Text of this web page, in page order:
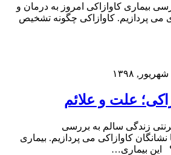
بیماری کاوازاکی امروز به درمان و
می پردازیم. کاوازاکی چگونه تشخیص
علت و علائم
زندگی سالم به بررسی
نشانگان کاوازاکی می پردازیم. بیماری
این بیماری…